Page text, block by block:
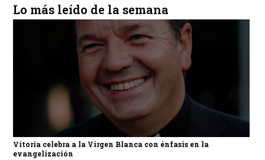
Lo más leído de la semana
Vitoria celebra a la Virgen Blanca con énfasis en la
evangelización